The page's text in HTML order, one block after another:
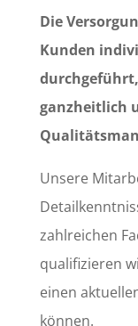
Die
Kunden
ganzheitlich
Unsere
zahlreichen
qualifizieren
einen
können.